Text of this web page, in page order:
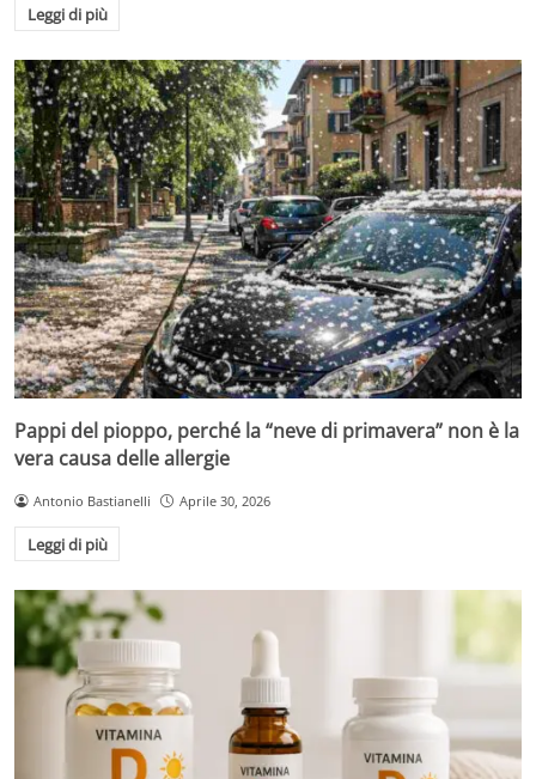
Leggi di più
Pappi del pioppo, perché la “neve di primavera” non è la
vera causa delle allergie
Antonio Bastianelli Aprile 30, 2026
Leggi di più